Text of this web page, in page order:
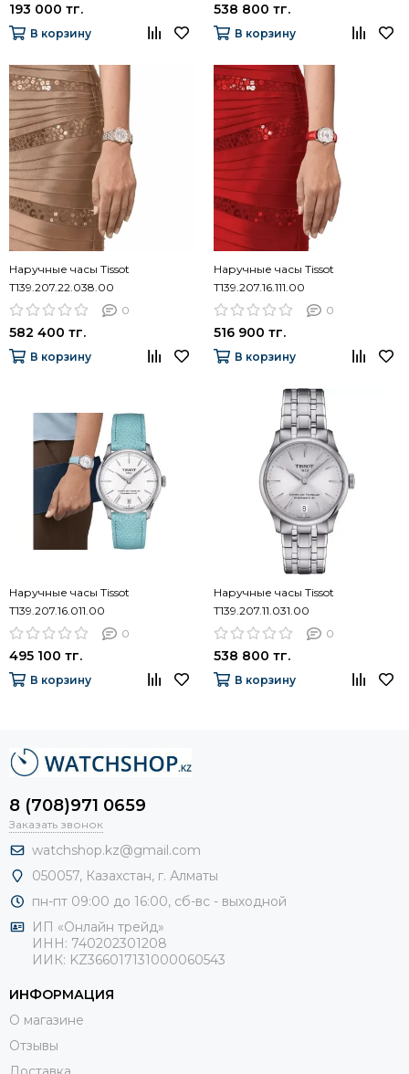
193 000 тг.
В корзину
538 800 тг.
В корзину
Наручные часы Tissot
T139.207.22.038.00
0
582 400 тг.
В корзину
Наручные часы Tissot
T139.207.16.111.00
0
516 900 тг.
В корзину
Наручные часы Tissot
T139.207.16.011.00
0
495 100 тг.
В корзину
Наручные часы Tissot
T139.207.11.031.00
0
538 800 тг.
В корзину
8 (708)971 0659
Заказать звонок
watchshop.kz@gmail.com
050057, Казахстан, г. Алматы
пн-пт 09:00 до 16:00, сб-вс - выходной
ИП «Онлайн трейд»
ИНН: 740202301208
ИИК: KZ366017131000060543
ИНФОРМАЦИЯ
О магазине
Отзывы